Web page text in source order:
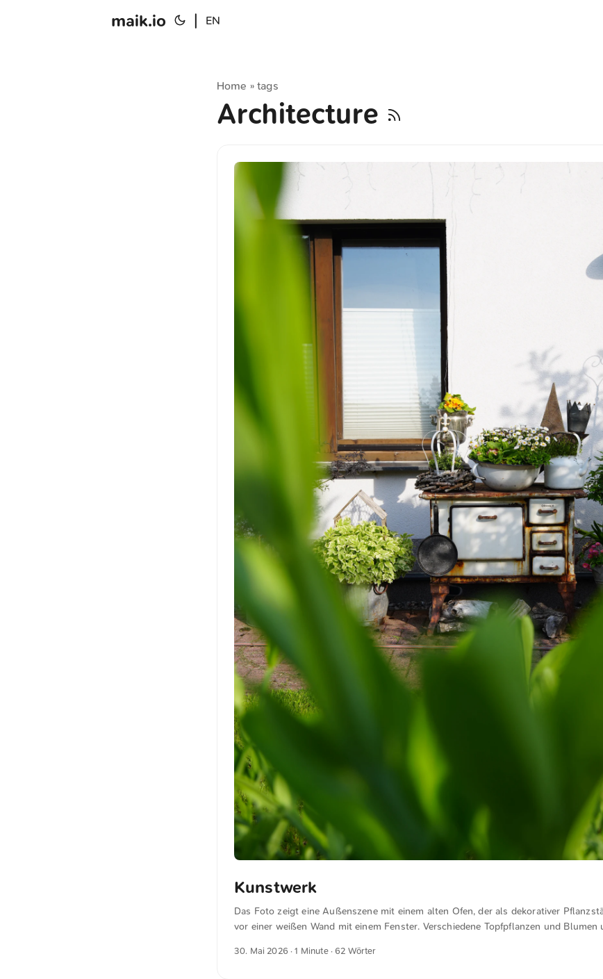
maik.io EN
Home »tags
Architecture
Kunstwerk
Das Foto zeigt eine Außenszene mit einem alten Ofen, der als dekorativer
vor einer weißen Wand mit einem Fenster. Verschiedene Topfpflanzen und Blumen
und weitere Fotos kannst du kostenfrei und in voller Auflösung auf unsplash.com
30. Mai 2026 · 1 Minute · 62 Wörter